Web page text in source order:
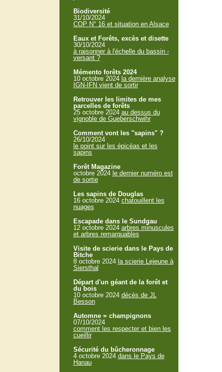
Biodiversité
31/10/2024
COP N° 16 et situation en Alsace
Eaux et Forêts, excès et disette
30/10/2024
à raisonner à l'échelle du bassin -
versant ?
Mémento forêts 2024
10 octobre 2024 la dernière analyse
IGN-IFN vient de sortir
Retrouver les limites de mes
parcelles de forêts
25 octobre 2024 au dessus du
vignoble de Gueberschwihr
Comment vont les "sapins" ?
26/10/2024
le point sur les épicéas et les
sapins
Forêt Magazine
octobre 2024 le dernier numéro est
de sortie
Les sapins de Douglas
16 octobre 2024 chatouillent les
nuages
Escapade dans le Sundgau
12 octobre 2024 arbres minuscules
et arbres remarquables
Visite de scierie dans le Pays de
Bitche
8 octobre 2024 la scierie Lejeune à
Siersthal
Départ d'un géant de la forêt et
du bois
10 octobre 2024 décès de JL
Besson
Automne = champignons
07/10/2024
comment les respecter et bien les
cueillir
Sécurité du bûcheronnage
4 octobre 2024 dans le Pays de
Hanau